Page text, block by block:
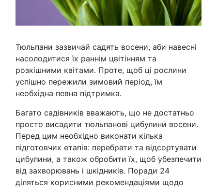
Тюльпани зазвичай садять восени, аби навесні
насолодитися їх раннім цвітінням та
розкішними квітами. Проте, щоб ці рослини
успішно пережили зимовий період, їм
необхідна певна підтримка.
Багато садівників вважають, що не достатньо
просто висадити тюльпанові цибулини восени.
Перед цим необхідно виконати кілька
підготовчих етапів: перебрати та відсортувати
цибулини, а також обробити їх, щоб убезпечити
від захворювань і шкідників. Поради 24
діляться корисними рекомендаціями щодо